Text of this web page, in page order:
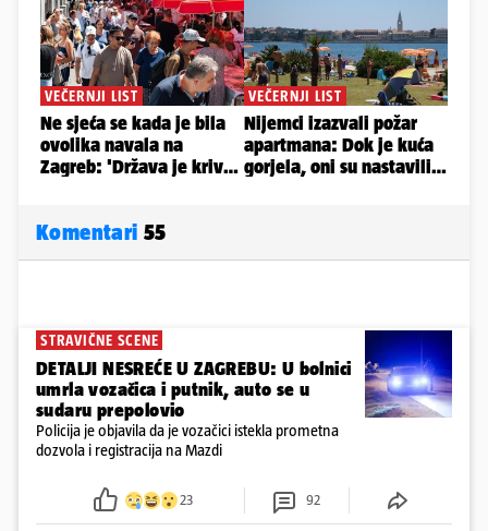
Komentari 55
STRAVIČNE SCENE
DETALJI NESREĆE U ZAGREBU: U bolnici
umrla vozačica i putnik, auto se u
sudaru prepolovio
Policija je objavila da je vozačici istekla prometna
dozvola i registracija na Mazdi
23 92